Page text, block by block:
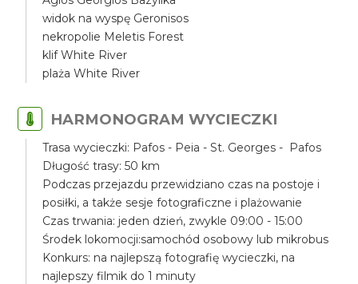
widok na wyspę Geronisos
nekropolie Meletis Forest
klif White River
plaża White River
HARMONOGRAM WYCIECZKI
Trasa wycieczki: Pafos - Peia - St. Georges - Pafos
Długość trasy: 50 km
Podczas przejazdu przewidziano czas na postoje i
posiłki, a także sesje fotograficzne i plażowanie
Czas trwania: jeden dzień, zwykle 09:00 - 15:00
Środek lokomocji:samochód osobowy lub mikrobus
Konkurs: na najlepszą fotografię wycieczki, na
najlepszy filmik do 1 minuty